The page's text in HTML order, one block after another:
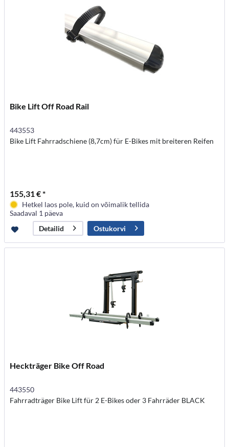
Bike Lift Off Road Rail
443553
Bike Lift Fahrradschiene (8,7cm) für E-Bikes mit breiteren Reifen
155,31 € *
Hetkel laos pole, kuid on võimalik tellida
Saadaval 1 päeva
Detailid
Ostukorvi
Heckträger Bike Off Road
443550
Fahrradträger Bike Lift für 2 E-Bikes oder 3 Fahrräder BLACK